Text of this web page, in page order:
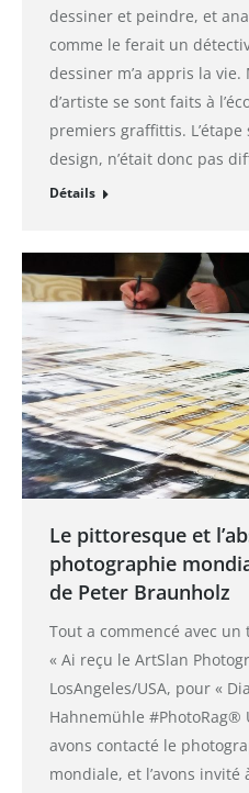
dessiner et peindre, et
comme le ferait un
dessiner m’a appris la
d’artiste se sont faits à
premiers graffittis.
design, n’était donc pas
Détails
Le pittoresque et
photographie
de Peter Braunholz
Tout a commencé avec
« Ai reçu le ArtSlan
LosAngeles/USA, pour «
Hahnemühle #PhotoRag®
avons contacté le
mondiale, et l’avons